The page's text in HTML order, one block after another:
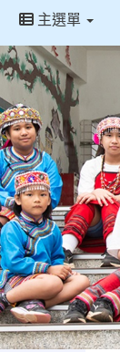
重新取得佈景設定
主選單